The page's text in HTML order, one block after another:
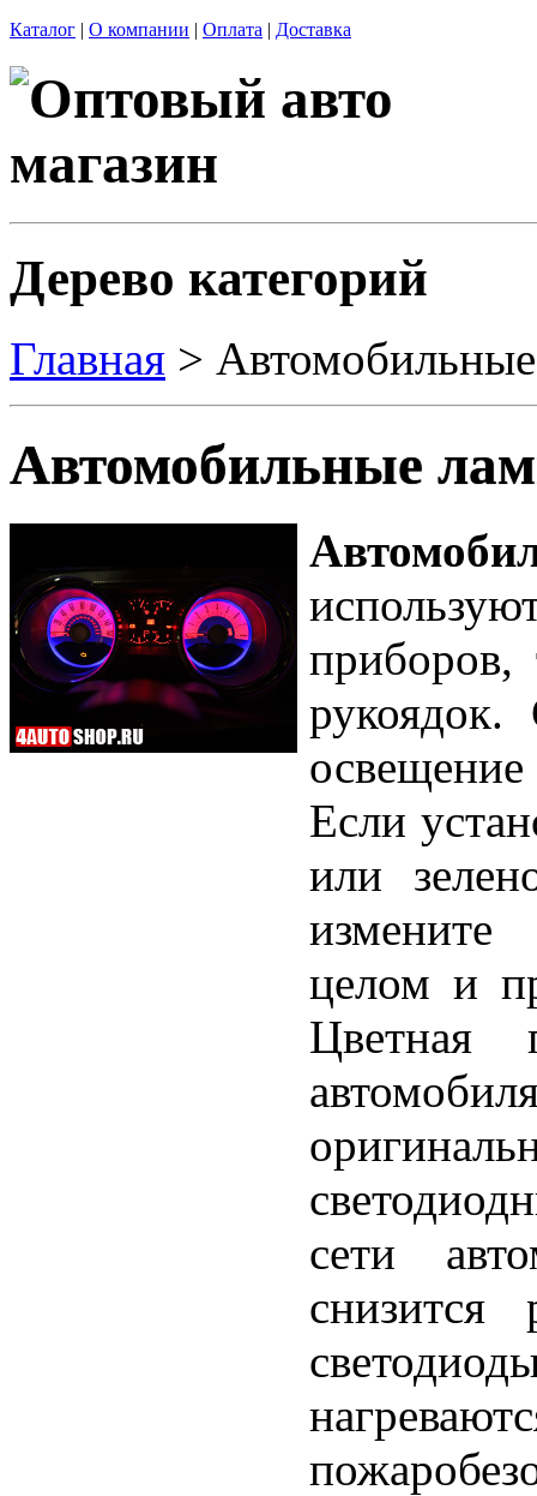
Каталог | О компании | Оплата | Доставка
Дерево категорий
Главная >
Автомобильные
Если
или
целом и
Цветная
сети
снизится